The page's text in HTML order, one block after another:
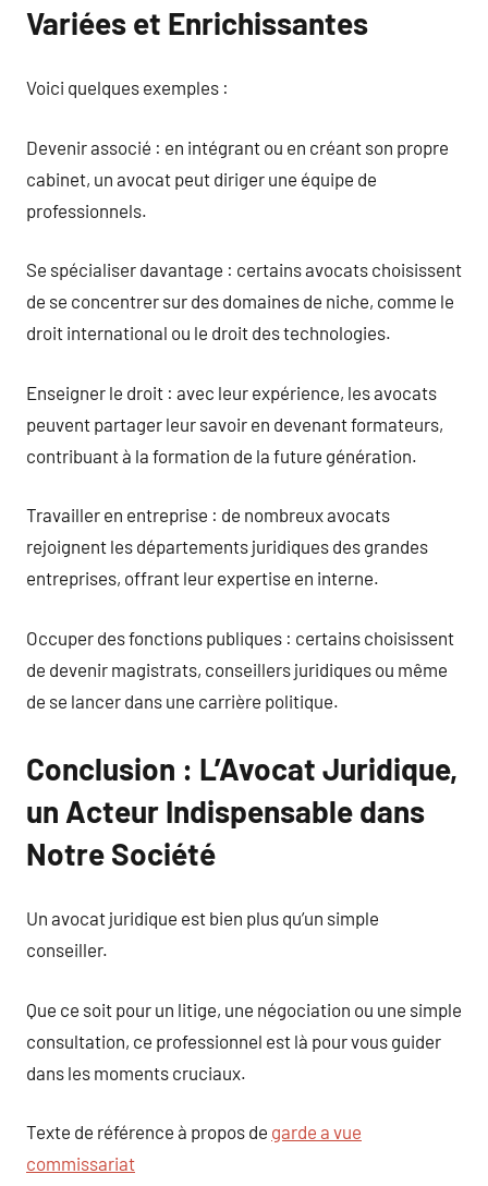
Variées et Enrichissantes
Voici quelques exemples :
Devenir associé : en intégrant ou en créant son propre
cabinet, un avocat peut diriger une équipe de
professionnels.
Se spécialiser davantage : certains avocats choisissent
de se concentrer sur des domaines de niche, comme le
droit international ou le droit des technologies.
Enseigner le droit : avec leur expérience, les avocats
peuvent partager leur savoir en devenant formateurs,
contribuant à la formation de la future génération.
Travailler en entreprise : de nombreux avocats
rejoignent les départements juridiques des grandes
entreprises, offrant leur expertise en interne.
Occuper des fonctions publiques : certains choisissent
de devenir magistrats, conseillers juridiques ou même
de se lancer dans une carrière politique.
Conclusion : L’Avocat Juridique,
un Acteur Indispensable dans
Notre Société
Un avocat juridique est bien plus qu’un simple
conseiller.
Que ce soit pour un litige, une négociation ou une simple
consultation, ce professionnel est là pour vous guider
dans les moments cruciaux.
Texte de référence à propos de garde a vue
commissariat